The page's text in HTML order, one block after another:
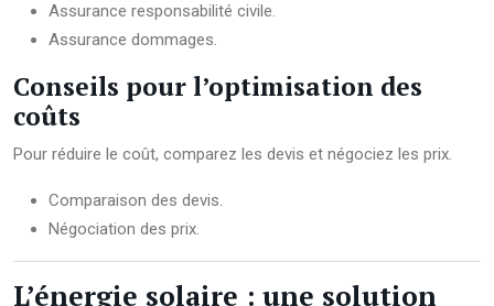
Assurance responsabilité civile.
Assurance dommages.
Conseils pour l’optimisation des
coûts
Pour réduire le coût, comparez les devis et négociez les prix.
Comparaison des devis.
Négociation des prix.
L’énergie solaire : une solution